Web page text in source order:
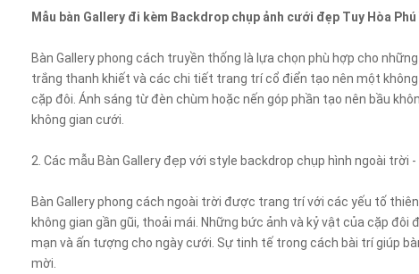
Mẫu bàn Gallery đi kèm Backdrop chụp ảnh cưới đẹp Tuy Hòa Phú
Bàn Gallery phong cách truyền thống là lựa chọn phù hợp cho
trắng thanh khiết và các chi tiết trang trí cổ điển tạo nên một
cặp đôi. Ánh sáng từ đèn chùm hoặc nến góp phần tạo nên bầu
không gian cưới.
2. Các mẫu Bàn Gallery đẹp với style backdrop chụp hình ngoài trời
Bàn Gallery phong cách ngoài trời được trang trí với các yếu tố
không gian gần gũi, thoải mái. Những bức ảnh và kỷ vật của cặp
mạn và ấn tượng cho ngày cưới. Sự tinh tế trong cách bài trí giúp
mời.